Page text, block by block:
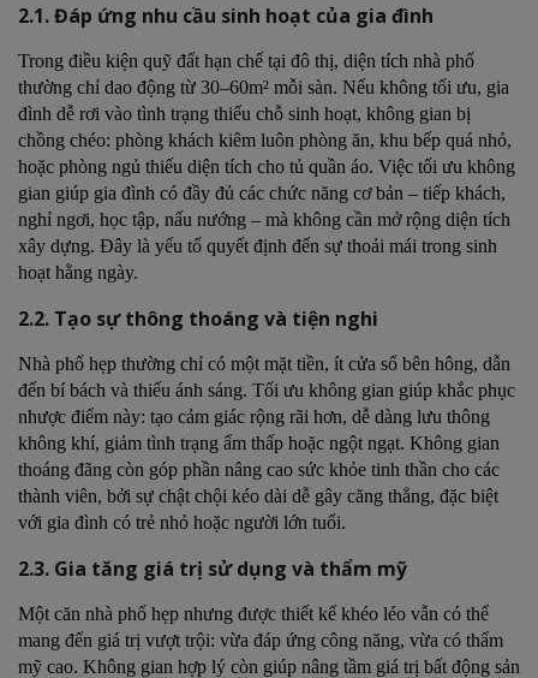
2.1. Đáp ứng nhu cầu sinh hoạt của gia đình
Trong điều kiện quỹ đất hạn chế tại đô thị, diện tích nhà phố
thường chỉ dao động từ 30–60m² mỗi sàn. Nếu không tối ưu, gia
đình dễ rơi vào tình trạng thiếu chỗ sinh hoạt, không gian bị
chồng chéo: phòng khách kiêm luôn phòng ăn, khu bếp quá nhỏ,
hoặc phòng ngủ thiếu diện tích cho tủ quần áo. Việc tối ưu không
gian giúp gia đình có đầy đủ các chức năng cơ bản – tiếp khách,
nghỉ ngơi, học tập, nấu nướng – mà không cần mở rộng diện tích
xây dựng. Đây là yếu tố quyết định đến sự thoải mái trong sinh
hoạt hằng ngày.
2.2. Tạo sự thông thoáng và tiện nghi
Nhà phố hẹp thường chỉ có một mặt tiền, ít cửa sổ bên hông, dẫn
đến bí bách và thiếu ánh sáng. Tối ưu không gian giúp khắc phục
nhược điểm này: tạo cảm giác rộng rãi hơn, dễ dàng lưu thông
không khí, giảm tình trạng ẩm thấp hoặc ngột ngạt. Không gian
thoáng đãng còn góp phần nâng cao sức khỏe tinh thần cho các
thành viên, bởi sự chật chội kéo dài dễ gây căng thẳng, đặc biệt
với gia đình có trẻ nhỏ hoặc người lớn tuổi.
2.3. Gia tăng giá trị sử dụng và thẩm mỹ
Một căn nhà phố hẹp nhưng được thiết kế khéo léo vẫn có thể
mang đến giá trị vượt trội: vừa đáp ứng công năng, vừa có thẩm
mỹ cao. Không gian hợp lý còn giúp nâng tầm giá trị bất động sản